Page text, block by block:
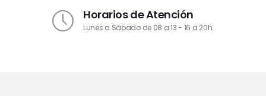
Horarios de Atención
Lunes a Sábado de 08 a 13 - 16 a 20h.